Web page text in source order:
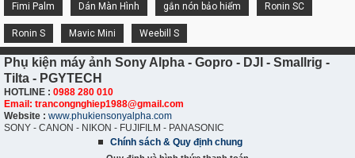
Fimi Palm Dán Màn Hình gắn nón bảo hiểm Ronin SC
Ronin S Mavic Mini Weebill S
Phụ kiện máy ảnh Sony Alpha - Gopro - DJI - Smallrig -
Tilta - PGYTECH
HOTLINE : 0988 280 010
Email: trancongnghiep1988@gmail.com
Website : www.phukiensonyalpha.com
SONY - CANON - NIKON - FUJIFILM - PANASONIC
Chính sách & Quy định chung